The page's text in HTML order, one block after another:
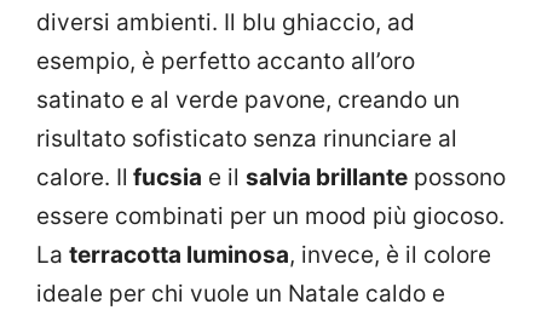
diversi ambienti. Il blu ghiaccio, ad
esempio, è perfetto accanto all’oro
satinato e al verde pavone, creando un
risultato sofisticato senza rinunciare al
calore. Il fucsia e il salvia brillante possono
essere combinati per un mood più giocoso.
La terracotta luminosa, invece, è il colore
ideale per chi vuole un Natale caldo e